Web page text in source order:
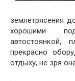
землетрясения
хорошими
автостоянкой,
прекрасно
отдыху, не зря